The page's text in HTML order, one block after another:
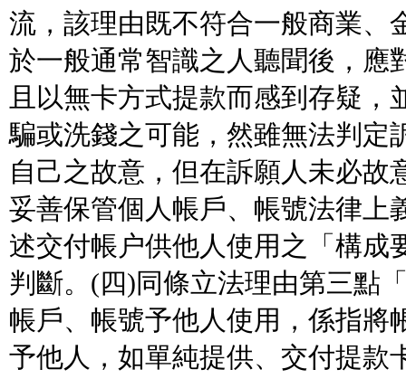
流，該理由既不符合一般商業、
於一般通常智識之人聽聞後，應
且以無卡方式提款而感到存疑，
騙或洗錢之可能，然雖無法判定
自己之故意，但在訴願人未必故
妥善保管個人帳戶、帳號法律上
述交付帳户供他人使用之「構成
判斷。(四)同條立法理由第三點
帳戶、帳號予他人使用，係指將
予他人，如單純提供、交付提款